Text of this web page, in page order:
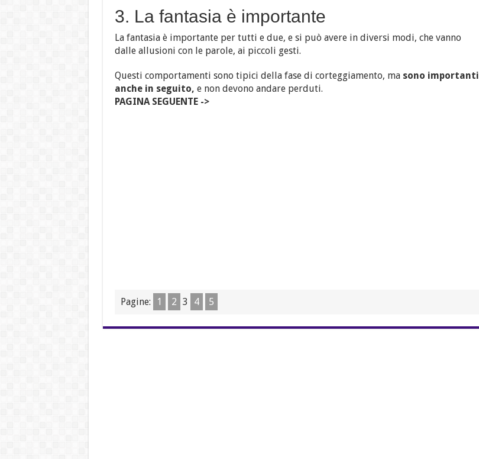
3. La fantasia è importante
La fantasia è importante per tutti e due, e si può avere in diversi modi, che vanno
dalle allusioni con le parole, ai piccoli gesti.
Questi comportamenti sono tipici della fase di corteggiamento, ma sono importanti
anche in seguito, e non devono andare perduti.
PAGINA SEGUENTE ->
Pagine: 1 2 3 4 5